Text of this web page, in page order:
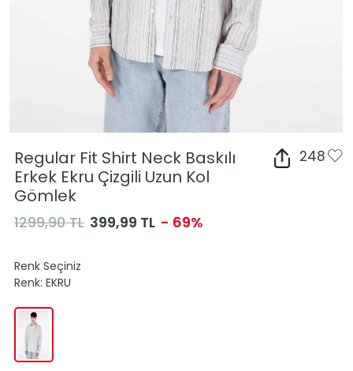
Regular Fit Shirt Neck Baskılı
Erkek Ekru Çizgili Uzun Kol
Gömlek
248
1299,90 TL 399,99 TL - 69%
Renk Seçiniz
Renk: EKRU